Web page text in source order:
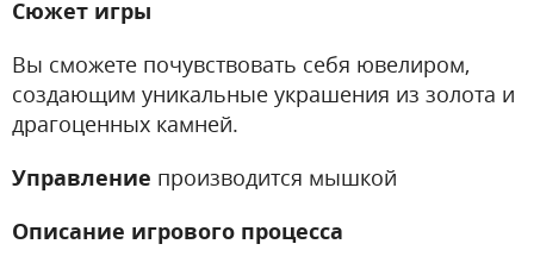
Сюжет игры
Вы сможете почувствовать себя ювелиром,
создающим уникальные украшения из золота и
драгоценных камней.
Управление производится мышкой
Описание игрового процесса